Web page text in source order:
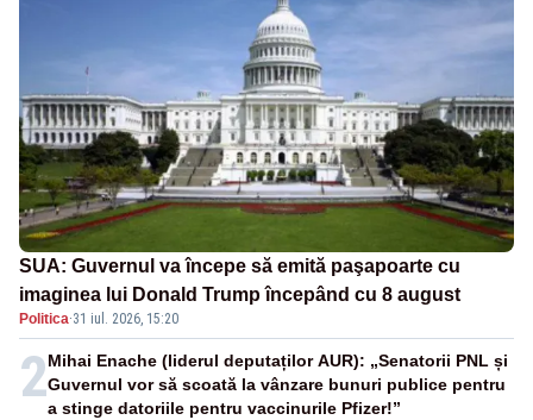
SUA: Guvernul va începe să emită paşapoarte cu
imaginea lui Donald Trump începând cu 8 august
Politica·31 iul. 2026, 15:20
2Mihai Enache (liderul deputaților AUR): „Senatorii PNL și
Guvernul vor să scoată la vânzare bunuri publice pentru
a stinge datoriile pentru vaccinurile Pfizer!”